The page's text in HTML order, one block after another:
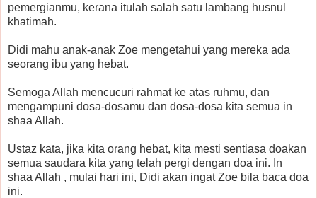
pemergianmu, kerana itulah salah satu lambang husnul
khatimah.
Didi mahu anak-anak Zoe mengetahui yang mereka ada
seorang ibu yang hebat.
Semoga Allah mencucuri rahmat ke atas ruhmu, dan
mengampuni dosa-dosamu dan dosa-dosa kita semua in
shaa Allah.
Ustaz kata, jika kita orang hebat, kita mesti sentiasa doakan
semua saudara kita yang telah pergi dengan doa ini. In
shaa Allah , mulai hari ini, Didi akan ingat Zoe bila baca doa
ini.